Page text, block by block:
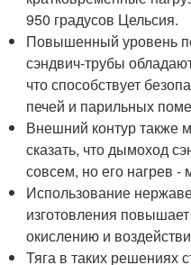
950 градусов Цельсия.
Повышенный уровень
сэндвич-трубы
что способствует
печей и парильных
Внешний контур также
сказать, что дымоход
совсем, но его нагрев -
Использование
изготовления повышает
окислению и
Тяга в таких решениях